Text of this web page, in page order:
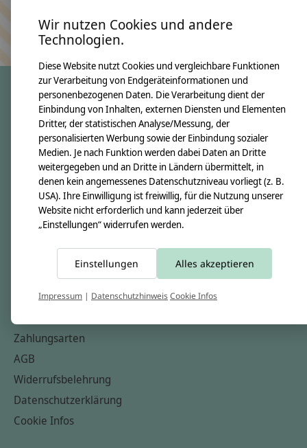
Keine Sorge, wir übertreiben es nicht
crêpes suzette
Über uns
Unsere Creppies
Nähkästchen
Unsere Stoffe
Impressum
Informationen
Kontakt
Zahlungsarten
AGB
Widerrufsbelehrung
Datenschutzerklärung
Cookie Infos
Wir nutzen Cookies und andere
Technologien.
Diese Website nutzt Cookies und vergleichbare Funktionen
zur Verarbeitung von Endgeräteinformationen und
personenbezogenen Daten. Die Verarbeitung dient der
Einbindung von Inhalten, externen Diensten und Elementen
Dritter, der statistischen Analyse/Messung, der
personalisierten Werbung sowie der Einbindung sozialer
Medien. Je nach Funktion werden dabei Daten an Dritte
weitergegeben und an Dritte in Ländern übermittelt, in
denen kein angemessenes Datenschutzniveau vorliegt (z. B.
USA). Ihre Einwilligung ist freiwillig, für die Nutzung unserer
Website nicht erforderlich und kann jederzeit über
„Einstellungen“ widerrufen werden.
Einstellungen Alles akzeptieren
Impressum | DatenschutzhinweisCookie Infos